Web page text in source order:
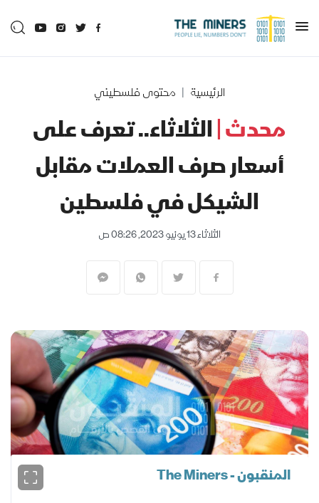
الرئيسية محتوى فلسطيني
محدث |الثلاثاء.. تعرف على
أسعار صرف العملات مقابل
الشيكل في فلسطين
الثلاثاء 13 يونيو 2023, 08:26 ص
المنقبون - The Miners